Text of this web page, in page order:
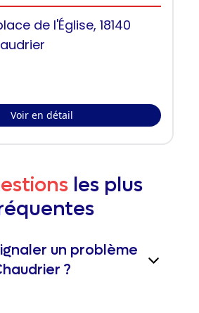
de l'Église, 18140
Voir en détail
les plus
un problème
?